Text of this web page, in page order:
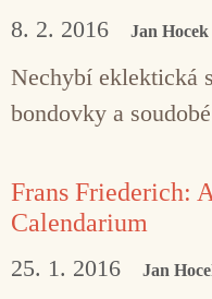
8. 2. 2016 Jan Hocek
Nechybí eklektická
bondovky a
Frans Friederich:
Calendarium
25. 1. 2016 Jan